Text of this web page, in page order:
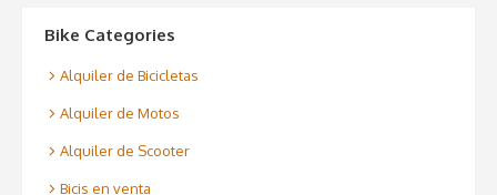
Bike Categories
Alquiler de Bicicletas
Alquiler de Motos
Alquiler de Scooter
Bicis en venta